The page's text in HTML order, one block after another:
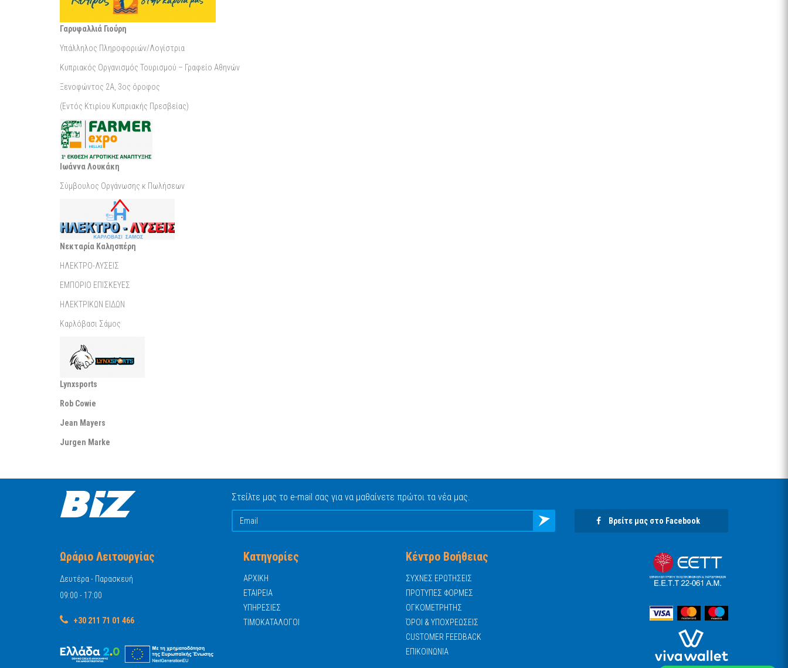
Γαρυφαλλιά Γιούρη
Υπάλληλος Πληροφοριών/Λογίστρια
Κυπριακός Οργανισμός Τουρισμού – Γραφείο Αθηνών
Ξενοφώντος 2A, 3ος όροφος
(Εντός Κτιρίου Κυπριακής Πρεσβείας)
Ιωάννα Λουκάκη
Σύμβουλος Οργάνωσης κ Πωλήσεων
Νεκταρία Καλησπέρη
ΗΛΕΚΤΡΟ-ΛΥΣΕΙΣ
ΕΜΠΟΡΙΟ ΕΠΙΣΚΕΥΕΣ
ΗΛΕΚΤΡΙΚΩΝ ΕΙΔΩΝ
Καρλόβασι Σάμος
Lynxsports
Rob Cowie
Jean Mayers
Jurgen Marke
Στείλτε μας το e-mail σας για να μαθαίνετε πρώτοι τα νέα μας.
Βρείτε μας στο Facebook
Ωράριο Λειτουργίας
Δευτέρα - Παρασκευή
09:00 - 17:00
+30 211 71 01 466
Κατηγορίες
ΑΡΧΙΚΗ
ΕΤΑΙΡΕΙΑ
ΥΠΗΡΕΣΙΕΣ
ΤΙΜΟΚΑΤΑΛΟΓΟΙ
Κέντρο Βοήθειας
ΣΥΧΝΕΣ ΕΡΩΤΗΣΕΙΣ
ΠΡΟΤΥΠΕΣ ΦΟΡΜΕΣ
ΟΓΚΟΜΕΤΡΗΤΗΣ
ΌΡΟΙ & ΥΠΟΧΡΕΩΣΕΙΣ
CUSTOMER FEEDBACK
ΕΠΙΚΟΙΝΩΝΙΑ